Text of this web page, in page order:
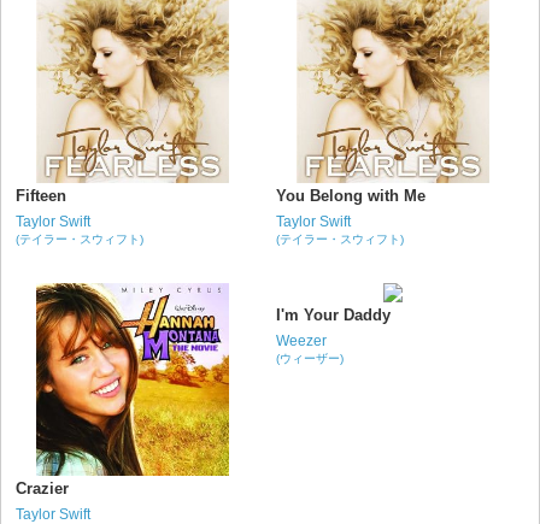
Fifteen
Taylor Swift
(テイラー・スウィフト)
You Belong with Me
Taylor Swift
(テイラー・スウィフト)
Crazier
Taylor Swift
I'm Your Daddy
Weezer
(ウィーザー)